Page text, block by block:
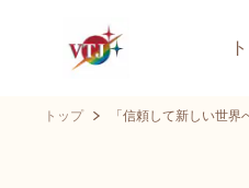
トップ 「信頼して新しい世